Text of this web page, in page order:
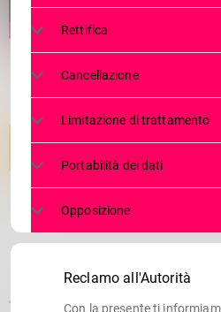
Rettifica
Cancellazione
Limitazione di trattamento
Portabilità dei dati
Opposizione
Reclamo all'Autorità
Con la presente ti